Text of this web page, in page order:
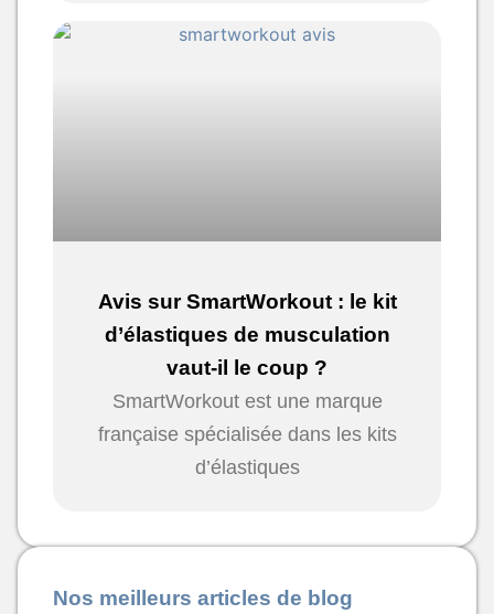
Avis sur SmartWorkout : le kit
d’élastiques de musculation
vaut-il le coup ?
SmartWorkout est une marque
française spécialisée dans les kits
d’élastiques
Nos meilleurs articles de blog